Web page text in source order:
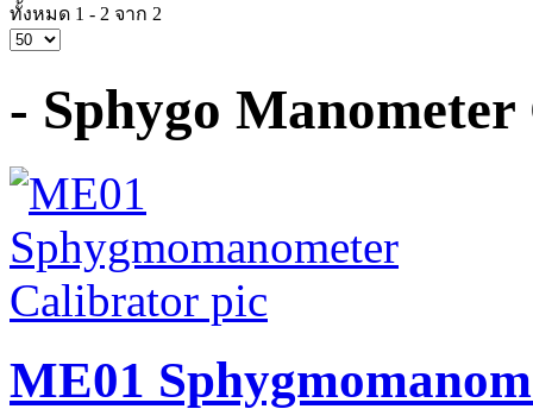
ทั้งหมด 1 - 2 จาก 2
- Sphygo
ME01